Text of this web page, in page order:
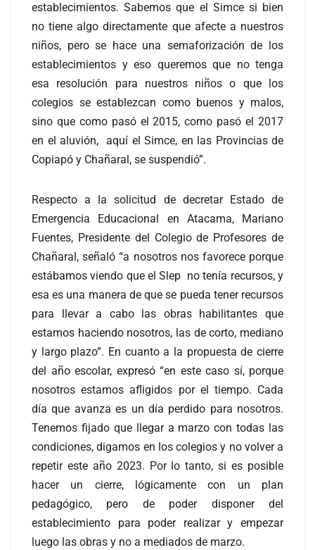
establecimientos. Sabemos que el Simce si bien
no tiene algo directamente que afecte a nuestros
niños, pero se hace una semaforización de los
establecimientos y eso queremos que no tenga
esa resolución para nuestros niños o que los
colegios se establezcan como buenos y malos,
sino que como pasó el 2015, como pasó el 2017
en el aluvión, aquí el Simce, en las Provincias de
Copiapó y Chañaral, se suspendió”.
Respecto a la solicitud de decretar Estado de
Emergencia Educacional en Atacama, Mariano
Fuentes, Presidente del Colegio de Profesores de
Chañaral, señaló “a nosotros nos favorece porque
estábamos viendo que el Slep no tenía recursos, y
esa es una manera de que se pueda tener recursos
para llevar a cabo las obras habilitantes que
estamos haciendo nosotros, las de corto, mediano
y largo plazo”. En cuanto a la propuesta de cierre
del año escolar, expresó “en este caso sí, porque
nosotros estamos afligidos por el tiempo. Cada
día que avanza es un día perdido para nosotros.
Tenemos fijado que llegar a marzo con todas las
condiciones, digamos en los colegios y no volver a
repetir este año 2023. Por lo tanto, si es posible
hacer un cierre, lógicamente con un plan
pedagógico, pero de poder disponer del
establecimiento para poder realizar y empezar
luego las obras y no a mediados de marzo.